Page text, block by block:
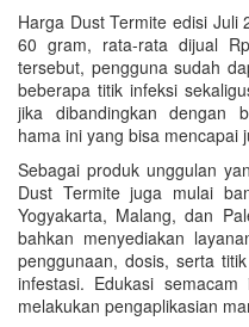
Harga Dust Termite edisi Juli
60 gram, rata-rata dijual
tersebut, pengguna sudah
beberapa titik infeksi
jika dibandingkan dengan
hama ini yang bisa mencapai
Sebagai produk unggulan
Dust Termite juga mulai
Yogyakarta, Malang, dan
bahkan menyediakan
penggunaan, dosis, serta
infestasi. Edukasi
melakukan pengaplikasian